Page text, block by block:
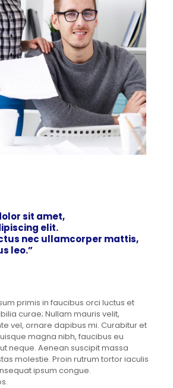
sit amet,
elit.
nec ullamcorper mattis,
leo.”
primis in faucibus orci luctus et
curae; Nullam mauris velit,
vel, ornare dapibus mi. Curabitur et
magna nibh, faucibus eu
neque. Aenean suscipit massa
molestie. Proin rutrum tortor iaculis
ipsum congue.